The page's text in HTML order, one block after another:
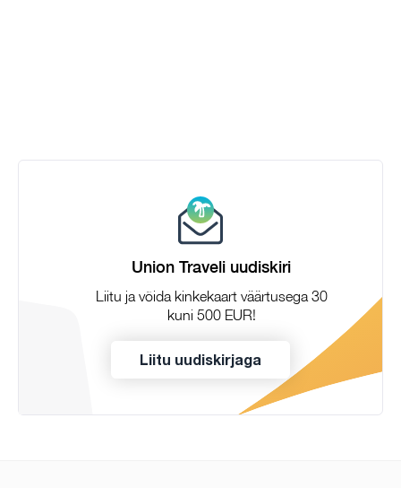
Union Traveli uudiskiri
Liitu ja võida kinkekaart väärtusega 30
kuni 500 EUR!
Liitu uudiskirjaga